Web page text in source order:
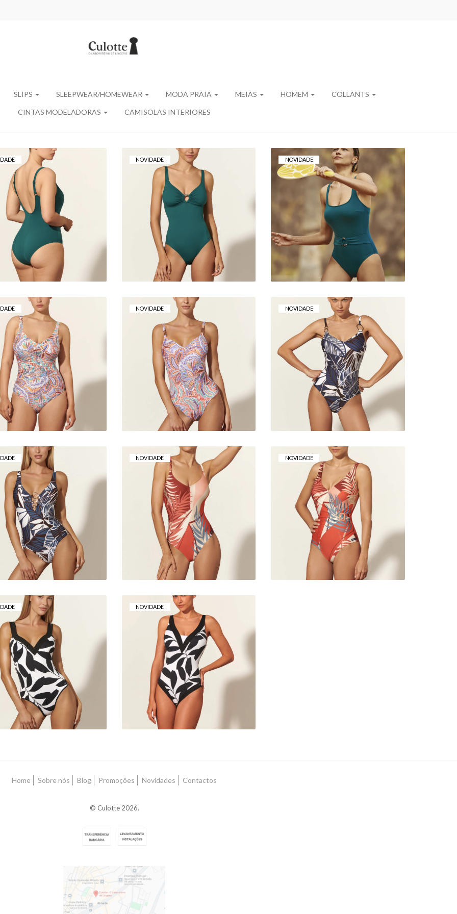
SLIPS SLEEPWEAR/HOMEWEAR MODA PRAIA MEIAS HOMEM COLLANTS
CINTAS MODELADORAS CAMISOLAS INTERIORES
FATO DE BANHO
MALENA –
REDUTOR
NOVIDADE
FATO DE BANHO
BASMAR MALENA –
MODELADOR
NOVIDADE
FATO DE BANHO
BASMAR MALENA –
DECOTE REDONDO
109,00 €
FATO DE BANHO
KRISTIN –
DECOTE EM V
112,00 €
NOVIDADE
FATO DE BANHO
BASMAR KRISTIN
112,00 €
NOVIDADE
FATO DE BANHO
BASMAR CLARICE –
DECOTE EM V
112,00 €
FATO DE BANHO
BASMAR CLARICE
112,00 €
NOVIDADE
FATO DE BANHO
BASMAR BELLA –
DECOTE EM V
117,00 €
NOVIDADE
FATO DE BANHO
BASMAR BELLA
123,00 €
FATO DE BANHO
ALANNA –
CRUZADO
112,00 €
NOVIDADE
FATO DE BANHO
BASMAR ALANNA
112,00 €
Home Sobre nós Blog Promoções Novidades Contactos
© Culotte 2026.